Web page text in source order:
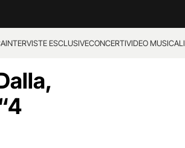
INTERVISTE ESCLUSIVECONCERTIVIDEO MUSICALI